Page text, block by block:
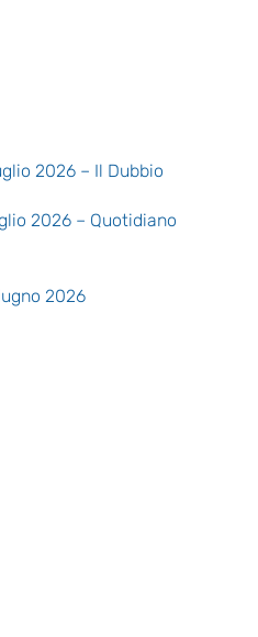
2026 – Il Dubbio
2026 – Quotidiano
2026